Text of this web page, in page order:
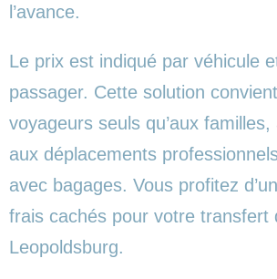
l’avance.
Le prix est indiqué par véhicule
passager. Cette solution
voyageurs seuls qu’aux
aux déplacements
avec bagages. Vous profitez
frais cachés pour votre transfert
Leopoldsburg.